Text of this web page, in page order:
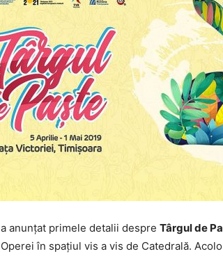
a anunţat primele detalii despre Târgul de
în spaţiul vis a vis de Catedrală.